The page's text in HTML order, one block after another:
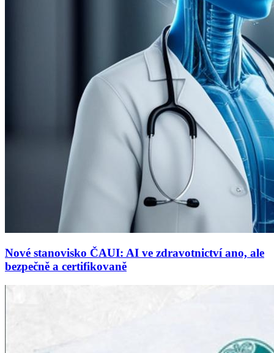
Nové stanovisko ČAUI: AI ve zdravotnictví ano, ale
bezpečně a certifikovaně